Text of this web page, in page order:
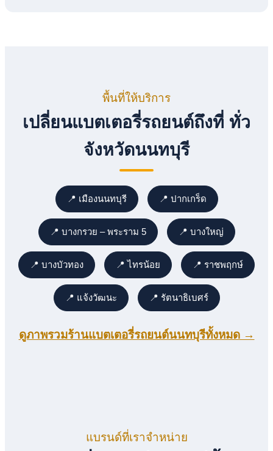
พื้นที่ให้บริการ
เปลี่ยนแบตเตอรี่รถยนต์ถึงที่ ทั่ว
จังหวัดนนทบุรี
📍 เมืองนนทบุรี 📍 ปากเกร็ด
📍 บางกรวย – พระราม 5 📍 บางใหญ่
📍 บางบัวทอง 📍 ไทรน้อย 📍 ราชพฤกษ์
📍 แจ้งวัฒนะ 📍 รัตนาธิเบศร์
ดูภาพรวมร้านแบตเตอรี่รถยนต์นนทบุรีทั้งหมด →
แบรนด์ที่เราจำหน่าย